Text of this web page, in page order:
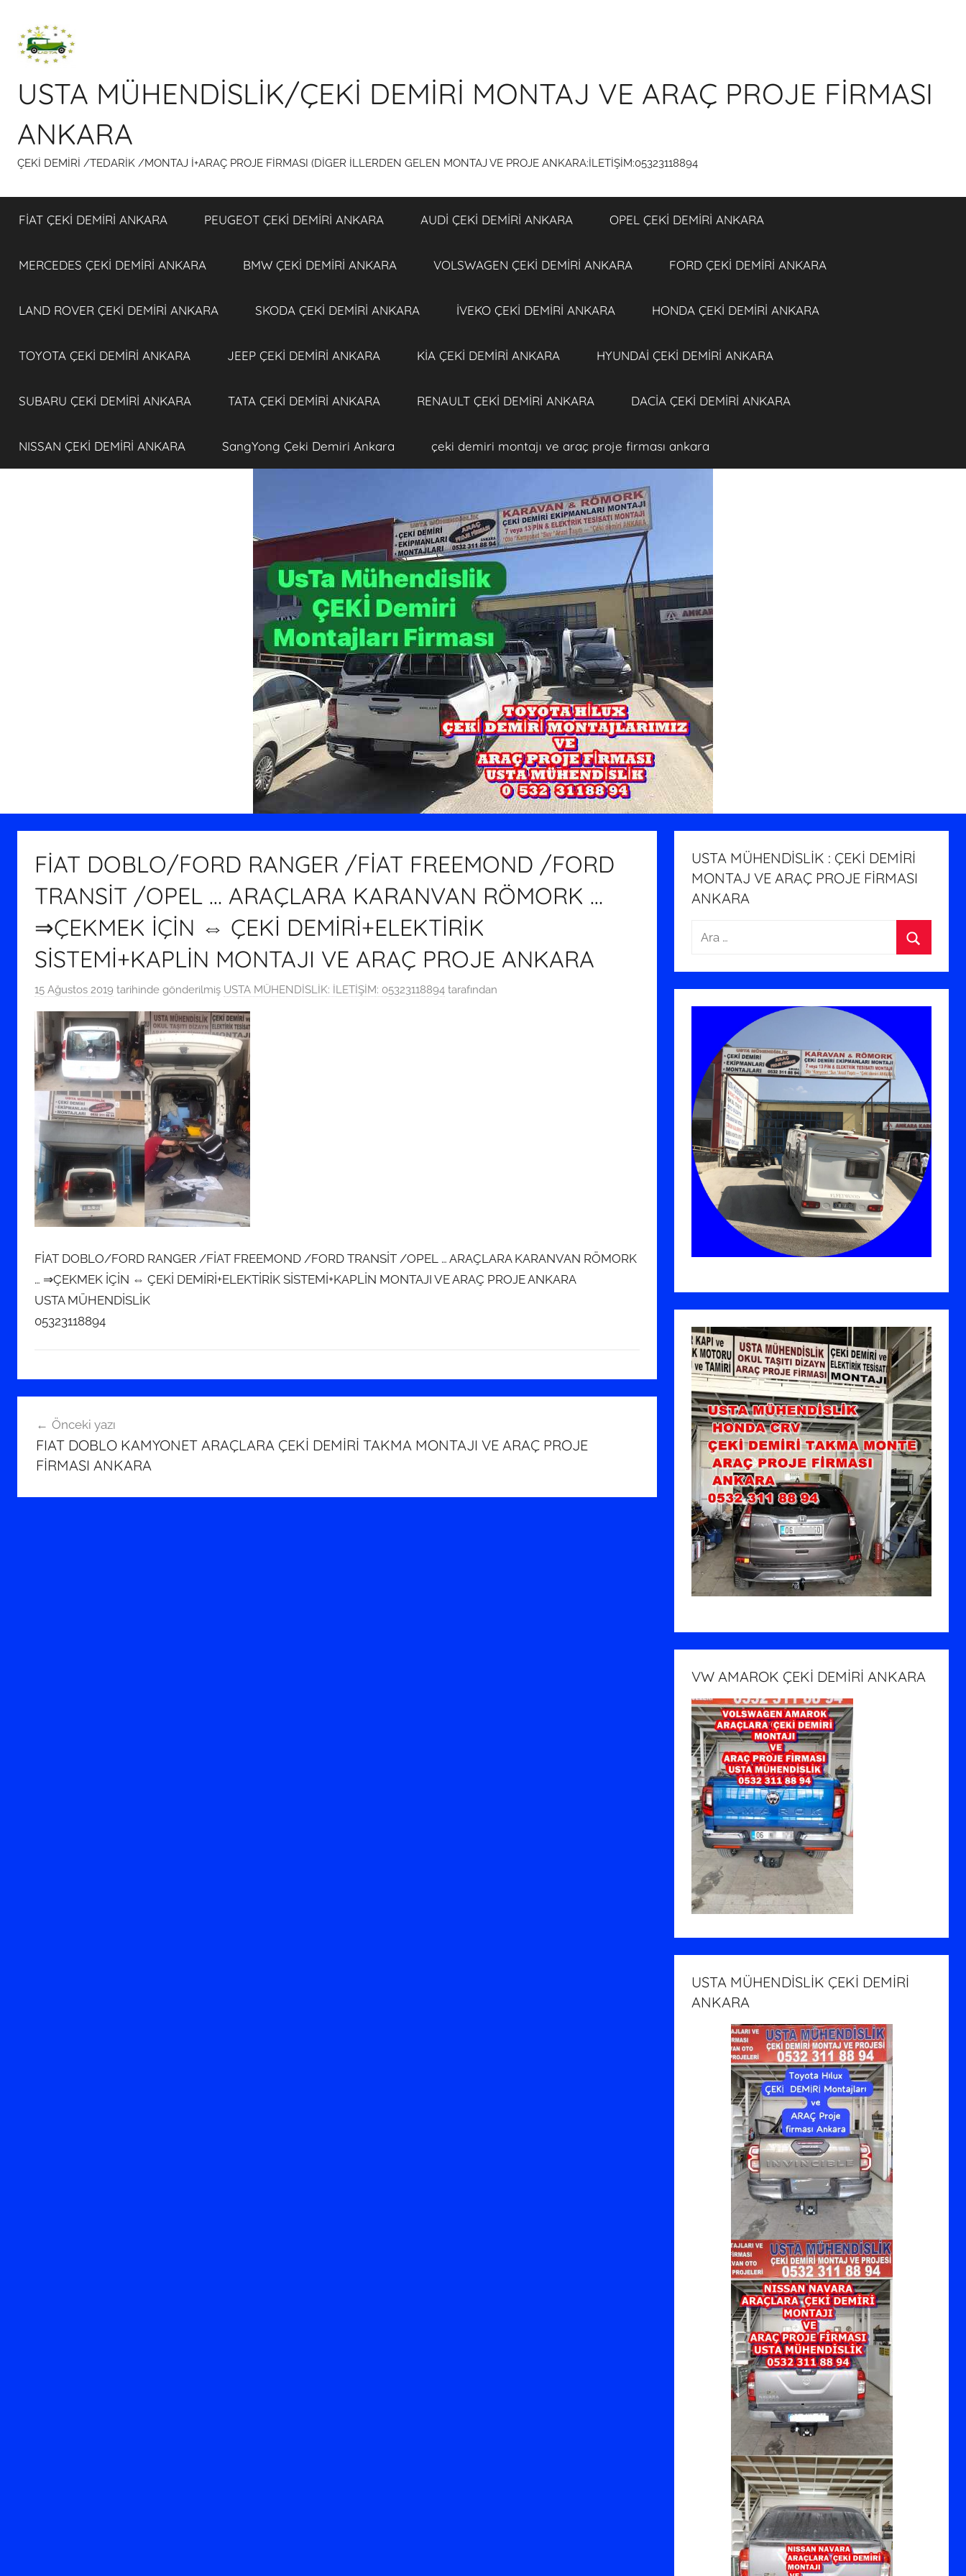
USTA MÜHENDİSLİK/ÇEKİ DEMİRİ MONTAJ VE ARAÇ PROJE FİRMASI
ANKARA
ÇEKİ DEMİRİ /TEDARİK /MONTAJ İ+ARAÇ PROJE FİRMASI (DİGER İLLERDEN GELEN MONTAJ VE PROJE ANKARA:İLETİŞİM:05323118894
FİAT ÇEKİ DEMİRİ ANKARA PEUGEOT ÇEKİ DEMİRİ ANKARA AUDİ ÇEKİ DEMİRİ ANKARA OPEL ÇEKİ DEMİRİ ANKARA
MERCEDES ÇEKİ DEMİRİ ANKARA BMW ÇEKİ DEMİRİ ANKARA VOLSWAGEN ÇEKİ DEMİRİ ANKARA FORD ÇEKİ DEMİRİ ANKARA
LAND ROVER ÇEKİ DEMİRİ ANKARA SKODA ÇEKİ DEMİRİ ANKARA İVEKO ÇEKİ DEMİRİ ANKARA HONDA ÇEKİ DEMİRİ ANKARA
TOYOTA ÇEKİ DEMİRİ ANKARA JEEP ÇEKİ DEMİRİ ANKARA KİA ÇEKİ DEMİRİ ANKARA HYUNDAİ ÇEKİ DEMİRİ ANKARA
SUBARU ÇEKİ DEMİRİ ANKARA TATA ÇEKİ DEMİRİ ANKARA RENAULT ÇEKİ DEMİRİ ANKARA DACİA ÇEKİ DEMİRİ ANKARA
NISSAN ÇEKİ DEMİRİ ANKARA SangYong Çeki Demiri Ankara çeki demiri montajı ve araç proje firması ankara
FİAT DOBLO/FORD RANGER /FİAT FREEMOND /FORD
TRANSİT /OPEL … ARAÇLARA KARANVAN RÖMORK …
⇒ÇEKMEK İÇİN ⇔ ÇEKİ DEMİRİ+ELEKTİRİK
SİSTEMİ+KAPLİN MONTAJI VE ARAÇ PROJE ANKARA
15 Ağustos 2019 tarihinde gönderilmiş USTA MÜHENDİSLİK: İLETİŞİM: 05323118894 tarafından
FİAT DOBLO/FORD RANGER /FİAT FREEMOND /FORD TRANSİT /OPEL … ARAÇLARA KARANVAN RÖMORK
… ⇒ÇEKMEK İÇİN ⇔ ÇEKİ DEMİRİ+ELEKTİRİK SİSTEMİ+KAPLİN MONTAJI VE ARAÇ PROJE ANKARA
USTA MÜHENDİSLİK
05323118894
gezinmesi
Önceki yazı
FIAT DOBLO KAMYONET ARAÇLARA ÇEKİ DEMİRİ TAKMA MONTAJI VE ARAÇ PROJE
FİRMASI ANKARA
USTA MÜHENDİSLİK : ÇEKİ DEMİRİ
MONTAJ VE ARAÇ PROJE FİRMASI
ANKARA
Arama:
VW AMAROK ÇEKİ DEMİRİ ANKARA
USTA MÜHENDİSLİK ÇEKİ DEMİRİ
ANKARA